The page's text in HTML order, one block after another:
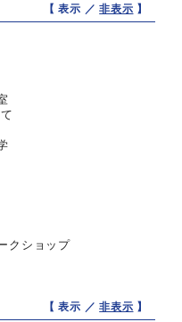
【 表示 ／非表示 】
クショップ
【 表示 ／非表示 】